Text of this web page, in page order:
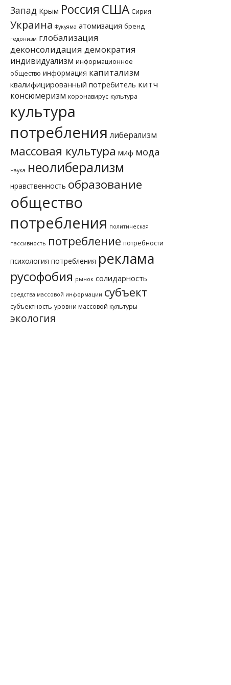
Запад Крым Россия США Сирия
Украина Фукуяма атомизация бренд
гедонизм глобализация
деконсолидация демократия
индивидуализм информационное
общество информация капитализм
квалифицированный потребитель китч
консюмеризм коронавирус культура
культура
потребления либерализм
массовая культура миф мода
наука неолиберализм
нравственность образование
общество
потребления политическая
пассивность потребление потребности
психология потребления реклама
русофобия рынок солидарность
средства массовой информации субъект
субъектность уровни массовой культуры
экология